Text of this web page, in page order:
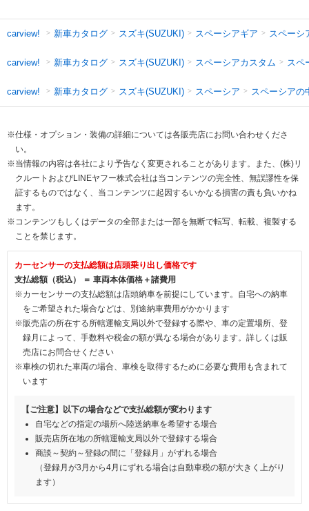
carview! 新車カタログ スズキ(SUZUKI) スペーシアギア スペーシ
carview! 新車カタログ スズキ(SUZUKI) スペーシアカスタム スペ
carview! 新車カタログ スズキ(SUZUKI) スペーシア スペーシアの
※仕様・オプション・装備の詳細については各販売店にお問い合わせくださ
い。
※当情報の内容は各社により予告なく変更されることがあります。また、(株)リ
クルートおよびLINEヤフー株式会社は当コンテンツの完全性、無誤謬性を保
証するものではなく、当コンテンツに起因するいかなる損害の責も負いかね
ます。
※コンテンツもしくはデータの全部または一部を無断で転写、転載、複製する
ことを禁じます。
カーセンサーの支払総額は店頭乗り出し価格です
支払総額（税込） ＝ 車両本体価格＋諸費用
※カーセンサーの支払総額は店頭納車を前提にしています。自宅への納車
をご希望された場合などは、別途納車費用がかかります
※販売店の所在する所轄運輸支局以外で登録する際や、車の定置場所、登
録月によって、手数料や税金の額が異なる場合があります。詳しくは販
売店にお問合せください
※車検の切れた車両の場合、車検を取得するために必要な費用も含まれて
います
【ご注意】以下の場合などで支払総額が変わります
自宅などの指定の場所へ陸送納車を希望する場合
販売店所在地の所轄運輸支局以外で登録する場合
商談～契約～登録の間に「登録月」がずれる場合
（登録月が3月から4月にずれる場合は自動車税の額が大きく上がり
ます）